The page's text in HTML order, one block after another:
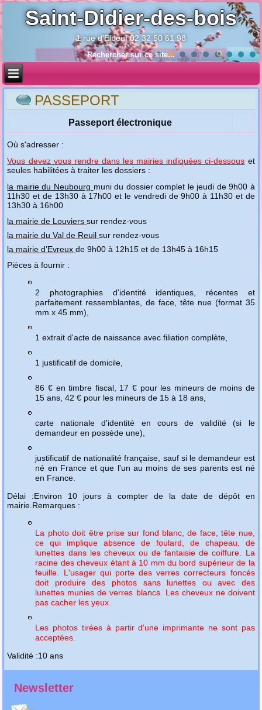
Saint-Didier-des-bois
1 rue d'Elbeuf 02 32 50 61 98
PASSEPORT
Passeport électronique
Où s'adresser :
Vous devez vous rendre dans les mairies indiquées ci-dessous et
seules habilitées à traiter les dossiers :
la mairie du Neubourg muni du dossier complet le jeudi de 9h00 à
11h30 et de 13h30 à 17h00 et le vendredi de 9h00 à 11h30 et de
13h30 à 16h00
la mairie de Louviers sur rendez-vous
la mairie du Val de Reuil sur rendez-vous
la mairie d’Evreux de 9h00 à 12h15 et de 13h45 à 16h15
Pièces à fournir :
2 photographies d'identité identiques, récentes et
parfaitement ressemblantes, de face, tête nue (format 35
mm x 45 mm),
1 extrait d'acte de naissance avec filiation complète,
1 justificatif de domicile,
86 € en timbre fiscal, 17 € pour les mineurs de moins de
15 ans, 42 € pour les mineurs de 15 à 18 ans,
carte nationale d'identité en cours de validité (si le
demandeur en possède une),
justificatif de nationalité française, sauf si le demandeur est
né en France et que l'un au moins de ses parents est né
en France.
Délai :Environ 10 jours à compter de la date de dépôt en
mairie.Remarques :
La photo doit être prisesur fond blanc,de face, tête nue,
ce qui implique absence de foulard, de chapeau, de
lunettes dans les cheveux ou de fantaisie de coiffure. La
racine des cheveux étant à 10 mm du bord supérieur de la
feuille. L'usager qui porte des verres correcteurs foncés
doit produire des photos sans lunettes ou avec des
lunettes munies de verres blancs. Les cheveux ne doivent
pas cacher les yeux.
Les photos tirées à partir d'une imprimante ne sont pas
acceptées.
Validité :10 ans
Newsletter
Année
précédente
Mois
précédent
Année
suivante
Mois
suivant